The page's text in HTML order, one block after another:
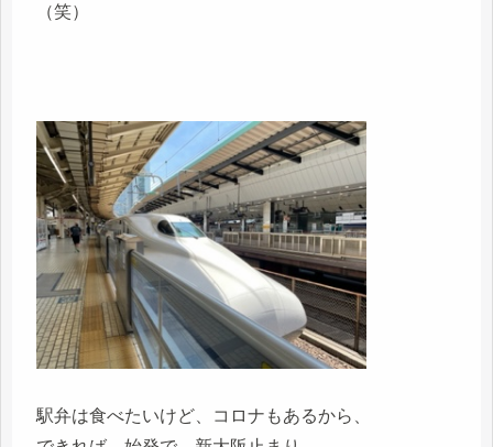
（笑）
駅弁は食べたいけど、コロナもあるから、